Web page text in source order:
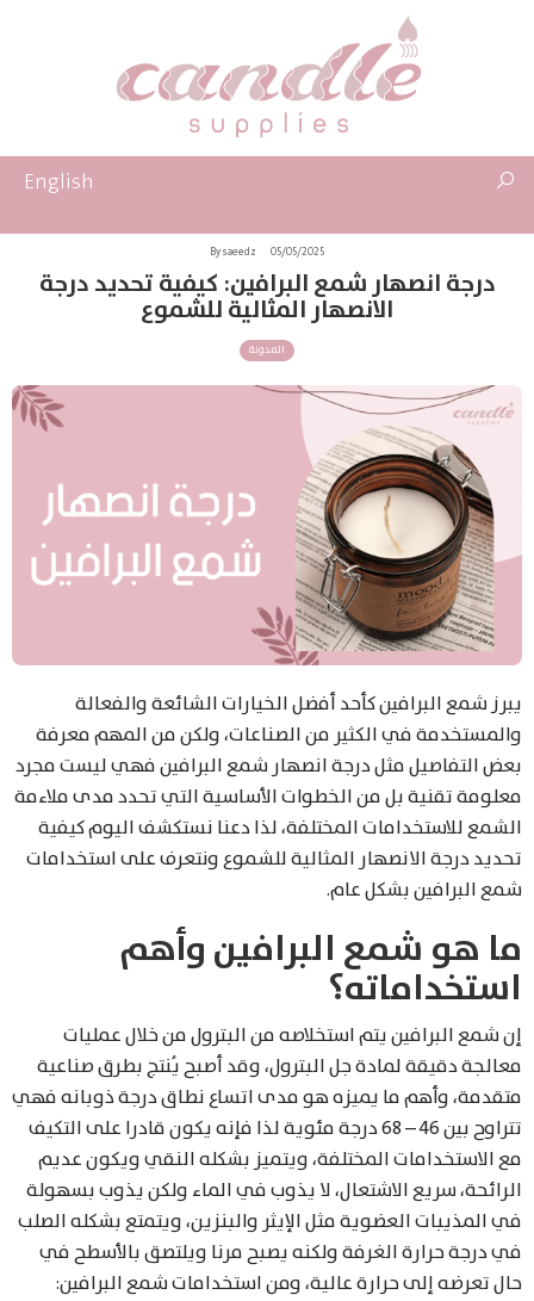
English
05/05/2025
By saeedz
درجة انصهار شمع البرافين: كيفية تحديد درجة
الانصهار المثالية للشموع
المدونة
يبرز شمع البرافين كأحد أفضل الخيارات الشائعة والفعالة
والمستخدمة في الكثير من الصناعات، ولكن من المهم معرفة
بعض التفاصيل مثل درجة انصهار شمع البرافين فهي ليست مجرد
معلومة تقنية بل من الخطوات الأساسية التي تحدد مدى ملاءمة
الشمع للاستخدامات المختلفة، لذا دعنا نستكشف اليوم كيفية
تحديد درجة الانصهار المثالية للشموع ونتعرف على استخدامات
شمع البرافين بشكل عام.
ما هو شمع البرافين وأهم
استخداماته؟
إن شمع البرافين يتم استخلاصه من البترول من خلال عمليات
معالجة دقيقة لمادة جل البترول، وقد أصبح يُنتج بطرق صناعية
متقدمة، وأهم ما يميزه هو مدى اتساع نطاق درجة ذوبانه فهي
تتراوح بين 46 – 68 درجة مئوية لذا فإنه يكون قادرا على التكيف
مع الاستخدامات المختلفة، ويتميز بشكله النقي ويكون عديم
الرائحة، سريع الاشتعال، لا يذوب في الماء ولكن يذوب بسهولة
في المذيبات العضوية مثل الإيثر والبنزين، ويتمتع بشكله الصلب
في درجة حرارة الغرفة ولكنه يصبح مرنا ويلتصق بالأسطح في
حال تعرضه إلى حرارة عالية، ومن استخدامات شمع البرافين: